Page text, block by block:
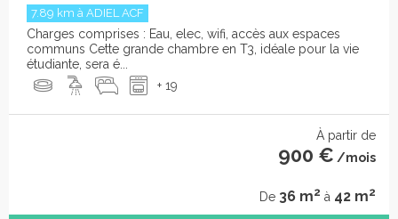
7.89 km à ADIEL ACF
Charges comprises : Eau, elec, wifi, accès aux espaces
communs Cette grande chambre en T3, idéale pour la vie
étudiante, sera é...
+ 19
À partir de
900 € /mois
De 36 m2 à 42 m2